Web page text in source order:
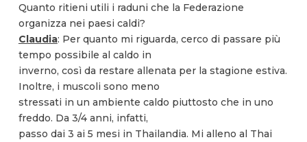
Quanto ritieni utili i raduni che la Federazione
organizza nei paesi caldi?
Claudia: Per quanto mi riguarda, cerco di passare più
tempo possibile al caldo in
inverno, così da restare allenata per la stagione estiva.
Inoltre, i muscoli sono meno
stressati in un ambiente caldo piuttosto che in uno
freddo. Da 3/4 anni, infatti,
passo dai 3 ai 5 mesi in Thailandia. Mi alleno al Thai